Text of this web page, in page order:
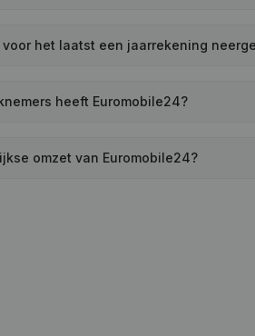
het laatst een jaarrekening
heeft Euromobile24?
omzet van Euromobile24?